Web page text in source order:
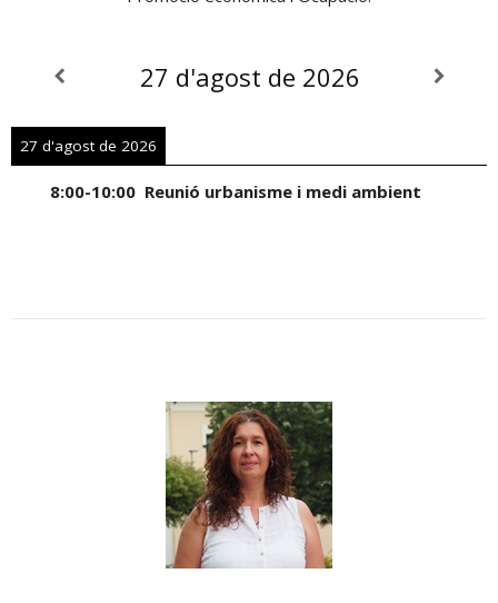
27 d'agost de 2026
27 d'agost de 2026
8:00-10:00 Reunió urbanisme i medi ambient